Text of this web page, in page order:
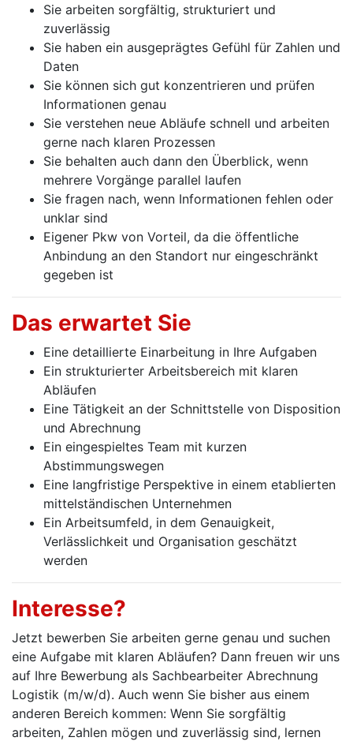
Sie arbeiten sorgfältig, strukturiert und
zuverlässig
Sie haben ein ausgeprägtes Gefühl für Zahlen und
Daten
Sie können sich gut konzentrieren und prüfen
Informationen genau
Sie verstehen neue Abläufe schnell und arbeiten
gerne nach klaren Prozessen
Sie behalten auch dann den Überblick, wenn
mehrere Vorgänge parallel laufen
Sie fragen nach, wenn Informationen fehlen oder
unklar sind
Eigener Pkw von Vorteil, da die öffentliche
Anbindung an den Standort nur eingeschränkt
gegeben ist
Das erwartet Sie
Eine detaillierte Einarbeitung in Ihre Aufgaben
Ein strukturierter Arbeitsbereich mit klaren
Abläufen
Eine Tätigkeit an der Schnittstelle von Disposition
und Abrechnung
Ein eingespieltes Team mit kurzen
Abstimmungswegen
Eine langfristige Perspektive in einem etablierten
mittelständischen Unternehmen
Ein Arbeitsumfeld, in dem Genauigkeit,
Verlässlichkeit und Organisation geschätzt
werden
Interesse?
Jetzt bewerben Sie arbeiten gerne genau und suchen
eine Aufgabe mit klaren Abläufen? Dann freuen wir uns
auf Ihre Bewerbung als Sachbearbeiter Abrechnung
Logistik (m/w/d). Auch wenn Sie bisher aus einem
anderen Bereich kommen: Wenn Sie sorgfältig
arbeiten, Zahlen mögen und zuverlässig sind, lernen